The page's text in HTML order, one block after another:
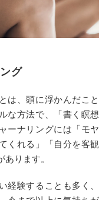
グ
は、頭に浮かんだこ
な方法で、「書く瞑
ーナリングには「モ
くれる」「自分を客
あります。
経験することも多く